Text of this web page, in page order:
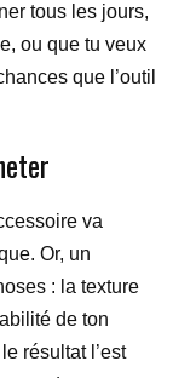
tous les jours,
ou que tu veux
que l’outil
va
Or, un
: la texture
de ton
résultat l’est